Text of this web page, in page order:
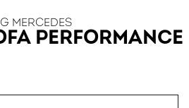
MERCEDES
PERFORMANCE